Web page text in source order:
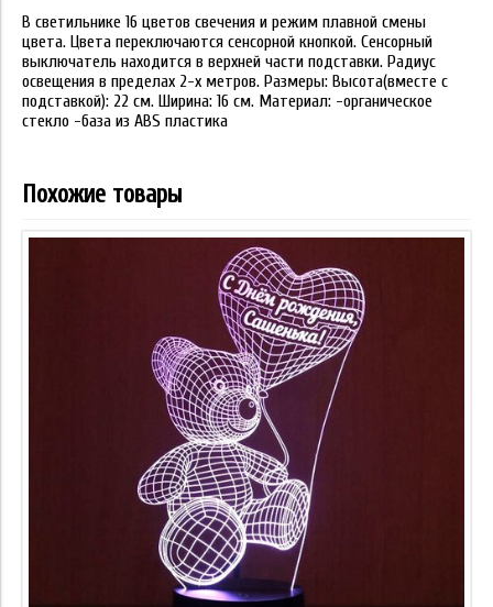
В светильнике 16 цветов свечения и режим плавной смены
цвета. Цвета переключаются сенсорной кнопкой. Сенсорный
выключатель находится в верхней части подставки. Радиус
освещения в пределах 2-х метров. Размеры: Высота(вместе с
подставкой): 22 см. Ширина: 16 см. Материал: -органическое
стекло -база из ABS пластика
Похожие товары